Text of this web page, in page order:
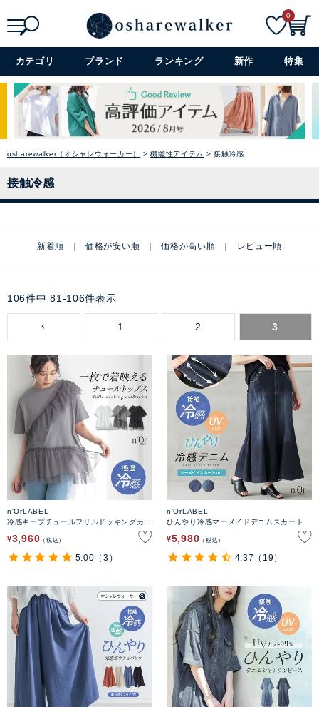
詳細検索+
0
カテゴリ ブランド ランキング 新作 特集
osharewalker（オシャレウォーカー） 機能性アイテム 接触冷感
接触冷感
新着順 価格が安い順 価格が高い順 レビュー順
106件中 81 -106件表示
1 2 3
n'OrLABEL
冷感キープチュールフリルドッキングカッ
¥3,960 税込
5.00 （3）
n'OrLABEL
ひんやり冷感マーメイドデニムスカート
¥5,980 税込
4.37 （19）